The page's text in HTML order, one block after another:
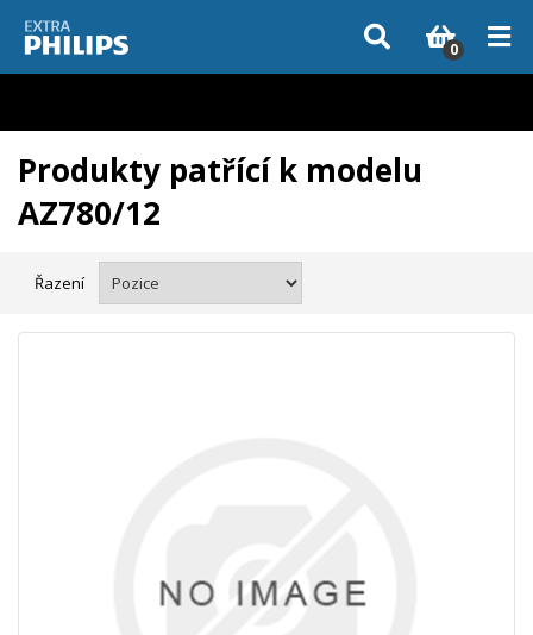
Vzhledem k aktuální situaci se může dodání dílů, které nejsou skladem,
zpozdit. Děkujeme za pochopení.
0
Produkty patřící k modelu
AZ780/12
Řazení